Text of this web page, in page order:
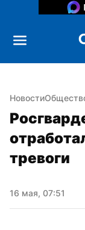
Новости
тревоги
16 мая, 07:51